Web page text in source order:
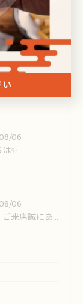
Posts
07
😊
06
✨️
06
今宵も、ご来店誠にありがとうございました🙏